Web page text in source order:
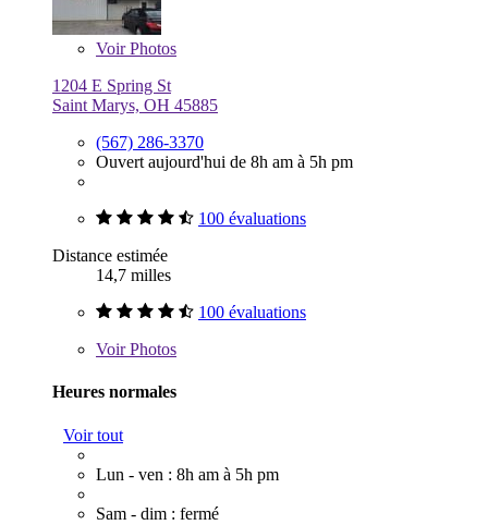
VoirPhotos
1204 E Spring St
Saint Marys, OH 45885
(567) 286-3370
Ouvert aujourd'hui de 8h am à 5h pm
100 évaluations
Distance estimée
14,7 milles
100 évaluations
VoirPhotos
Heures normales
Voir tout
Lun - ven : 8h am à 5h pm
Sam - dim : fermé